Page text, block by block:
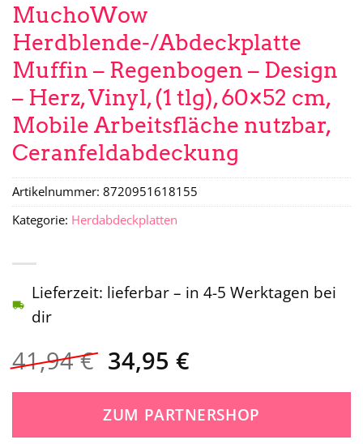
MuchoWow
Herdblende-/Abdeckplatte
Muffin – Regenbogen – Design
– Herz, Vinyl, (1 tlg), 60×52 cm,
Mobile Arbeitsfläche nutzbar,
Ceranfeldabdeckung
41,94€ Ursprünglicher
Preis
war:
41,94 €
34,95 €Aktueller
ist:
34,95 €.
Lieferzeit: lieferbar – in 4-5 Werktagen bei
dir
ZUM PARTNERSHOP
Artikelnummer: 8720951618155
Kategorie: Herdabdeckplatten